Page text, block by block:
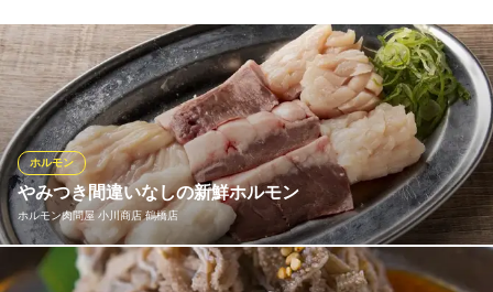
やみつき間違いなしの新鮮ホルモン
ホルモン肉問屋 小川商店 鶴橋店
ホルモン
独自のルートで仕入れる当店のホルモンは鮮度抜群！炭火でジュ